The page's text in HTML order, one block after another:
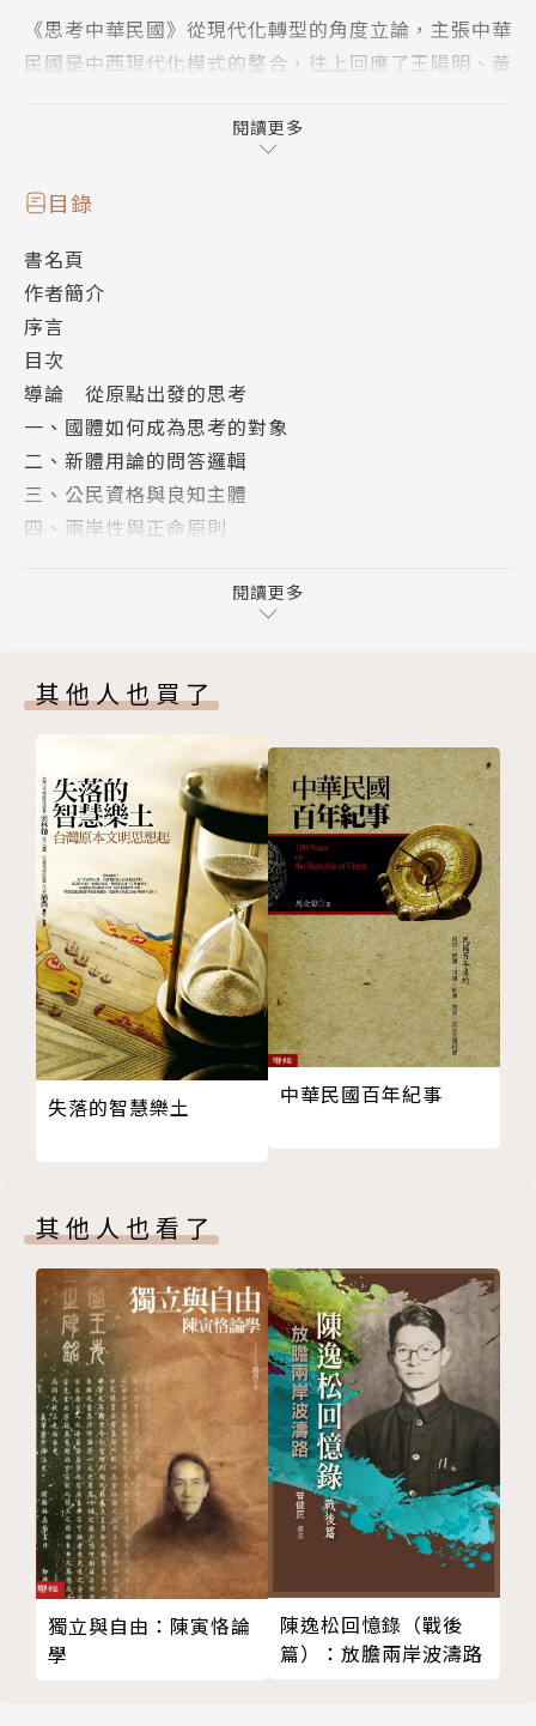
《思考中華民國》從現代化轉型的角度立論，主張中華
民國是中西現代化模式的整合，往上回應了王陽明、黃
際，整合了滾滾西潮帶來的民主體制設想，形成國史上
第一個民主體制。本書並從「風土的地緣政治學」、
「內在的兩岸性」的觀點著眼，詮釋臺灣與中華民國的
映立足於臺灣的中華民國公民之觀點。
推薦
在兩岸問題充滿強烈對立的時代，造成兩岸打仗的風險
時，難得讀到關於「中華民國」和「臺灣」的獨特觀
點，不落入「統一」與「獨立」對立的俗套。楊儒賓的
位置很特殊，甚至矛盾：他的學問異常豐富，歷史包袱
不輕，傳統儒家思想深厚，但卻因為如此，加上對當代
一無二的新奇角度看這一複雜的問題。
書作者試圖提出一個「以中華民國為方法或理念」的化
解之道。作者將「中華民國」同時視為文化論述與政治
論述：「中華」代表繼承儒家傳統的文化方向，「民
國」代表指向未來的憲政體制。本書可視為作者《194
9禮讚》的續篇，關心臺灣前途的人應一併閱讀。
——李明輝（中央研究院中國文哲研究所研究員）
作者將「中華民國」理解為一非本質主義的功能性存
在。在方法論方面，以「本質在時間中朗現」，恰似海
德格 「在世存有」的取向；在內容方面，對人物互動
和事件連結的論述，展現了阿馬蒂亞．森透過「豐富描
傳來的幽音。
——馮耀明（東海大學哲學系教授、香港科技大學人文
學部榮譽教授）
作者簡介
作者：楊儒賓
國立清華大學哲學研究所暨通識教育中心教授。著有
《儒家身體觀》、《五行原論》、《儒門內的莊子》、
《原儒》、《1949禮讚》、《多少蓬萊舊事》等書，
並翻譯及編撰學術論文集多種，也編輯出版了多冊與東
亞儒家及近現代思潮為主軸的展覽圖錄。目前從事的文
閱讀更多
目錄
書名頁
作者簡介
序言
目次
導論 從原點出發的思考
一、國體如何成為思考的對象
二、新體用論的問答邏輯
三、公民資格與良知主體
四、兩岸性與正命原則
第一章 儒家的現代化別裁：第一種新文化運動
一、前言：新文化運動光譜再議
三、戊戌儒者：新中國也是新文化運動的第一代
五、道德主體對上科學主義：人生觀論戰的意義
六、憲政民主之說：從梁啟超到海外新儒家
七、結論：政治制度最終的型態
第二章 舊邦新命：中華民國的理念
一、前言：混合的現代性
二、新三民主義與先行者的圖像
三、孫中山的民主論與儒家源流
四、中華民國的國父：一位？兩位？零位？
五、跨越民國史範圍的思考
六、結論：納立憲派於中華民國，納中華民國於中華文
教之統
二、渾沌中無根基可立的個體主義07
三、革命文學與紅色太陽的升起
四、別了，親情
五、結論：超越對立的兩極
第四章 革命動力學：光、影與土地的神話意識
一、前言：革命成功的神祕
二、摩羅與幽暗意識
三、漆黑一團的生命大流
四、幻光魅影
五、依靠這一片黃土
六、甦醒的神話力量
七、結論：光影的辯證
第五章 時間開始了：一九四九年的兩場歷史巨變
一、緣起：百年風雲兩巨變
閱讀更多
其他人也買了
失落的智慧樂土 中華民國百年紀事
其他人也看了
獨立與自由：陳寅恪論
學
陳逸松回憶錄（戰後
篇）：放膽兩岸波濤路